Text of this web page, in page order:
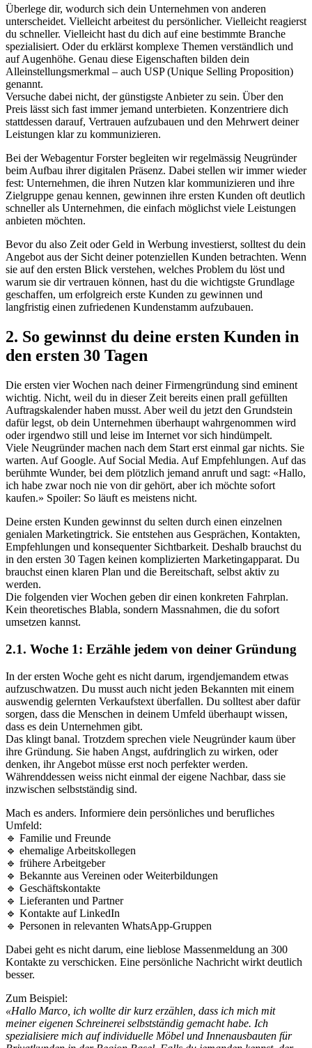
Überlege dir, wodurch sich dein Unternehmen von anderen
unterscheidet. Vielleicht arbeitest du persönlicher. Vielleicht reagierst
du schneller. Vielleicht hast du dich auf eine bestimmte Branche
spezialisiert. Oder du erklärst komplexe Themen verständlich und
auf Augenhöhe. Genau diese Eigenschaften bilden dein
Alleinstellungsmerkmal – auch USP (Unique Selling Proposition)
genannt.
Versuche dabei nicht, der günstigste Anbieter zu sein. Über den
Preis lässt sich fast immer jemand unterbieten. Konzentriere dich
stattdessen darauf, Vertrauen aufzubauen und den Mehrwert deiner
Leistungen klar zu kommunizieren.
Bei der Webagentur Forster begleiten wir regelmässig Neugründer
beim Aufbau ihrer digitalen Präsenz. Dabei stellen wir immer wieder
fest: Unternehmen, die ihren Nutzen klar kommunizieren und ihre
Zielgruppe genau kennen, gewinnen ihre ersten Kunden oft deutlich
schneller als Unternehmen, die einfach möglichst viele Leistungen
anbieten möchten.
Bevor du also Zeit oder Geld in Werbung investierst, solltest du dein
Angebot aus der Sicht deiner potenziellen Kunden betrachten. Wenn
sie auf den ersten Blick verstehen, welches Problem du löst und
warum sie dir vertrauen können, hast du die wichtigste Grundlage
geschaffen, um erfolgreich erste Kunden zu gewinnen und
langfristig einen zufriedenen Kundenstamm aufzubauen.
2. So gewinnst du deine ersten Kunden in
den ersten 30 Tagen
Die ersten vier Wochen nach deiner Firmengründung sind eminent
wichtig. Nicht, weil du in dieser Zeit bereits einen prall gefüllten
Auftragskalender haben musst. Aber weil du jetzt den Grundstein
dafür legst, ob dein Unternehmen überhaupt wahrgenommen wird
oder irgendwo still und leise im Internet vor sich hindümpelt.
Viele Neugründer machen nach dem Start erst einmal gar nichts. Sie
warten. Auf Google. Auf Social Media. Auf Empfehlungen. Auf das
berühmte Wunder, bei dem plötzlich jemand anruft und sagt: «Hallo,
ich habe zwar noch nie von dir gehört, aber ich möchte sofort
kaufen.» Spoiler: So läuft es meistens nicht.
Deine ersten Kunden gewinnst du selten durch einen einzelnen
genialen Marketingtrick. Sie entstehen aus Gesprächen, Kontakten,
Empfehlungen und konsequenter Sichtbarkeit. Deshalb brauchst du
in den ersten 30 Tagen keinen komplizierten Marketingapparat. Du
brauchst einen klaren Plan und die Bereitschaft, selbst aktiv zu
werden.
Die folgenden vier Wochen geben dir einen konkreten Fahrplan.
Kein theoretisches Blabla, sondern Massnahmen, die du sofort
umsetzen kannst.
2.1. Woche 1: Erzähle jedem von deiner Gründung
In der ersten Woche geht es nicht darum, irgendjemandem etwas
aufzuschwatzen. Du musst auch nicht jeden Bekannten mit einem
auswendig gelernten Verkaufstext überfallen. Du solltest aber dafür
sorgen, dass die Menschen in deinem Umfeld überhaupt wissen,
dass es dein Unternehmen gibt.
Das klingt banal. Trotzdem sprechen viele Neugründer kaum über
ihre Gründung. Sie haben Angst, aufdringlich zu wirken, oder
denken, ihr Angebot müsse erst noch perfekter werden.
Währenddessen weiss nicht einmal der eigene Nachbar, dass sie
inzwischen selbstständig sind.
Mach es anders. Informiere dein persönliches und berufliches
Umfeld:
🔹 Familie und Freunde
🔹 ehemalige Arbeitskollegen
🔹 frühere Arbeitgeber
🔹 Bekannte aus Vereinen oder Weiterbildungen
🔹 Geschäftskontakte
🔹 Lieferanten und Partner
🔹 Kontakte auf LinkedIn
🔹 Personen in relevanten WhatsApp-Gruppen
Dabei geht es nicht darum, eine lieblose Massenmeldung an 300
Kontakte zu verschicken. Eine persönliche Nachricht wirkt deutlich
besser.
Zum Beispiel:
«Hallo Marco, ich wollte dir kurz erzählen, dass ich mich mit
meiner eigenen Schreinerei selbstständig gemacht habe. Ich
spezialisiere mich auf individuelle Möbel und Innenausbauten für